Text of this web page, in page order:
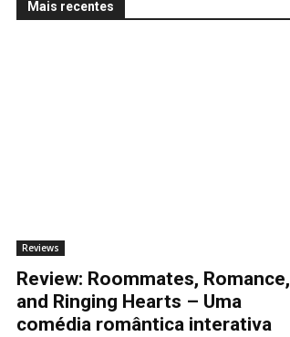
Mais recentes
Reviews
Review: Roommates, Romance,
and Ringing Hearts – Uma
comédia romântica interativa